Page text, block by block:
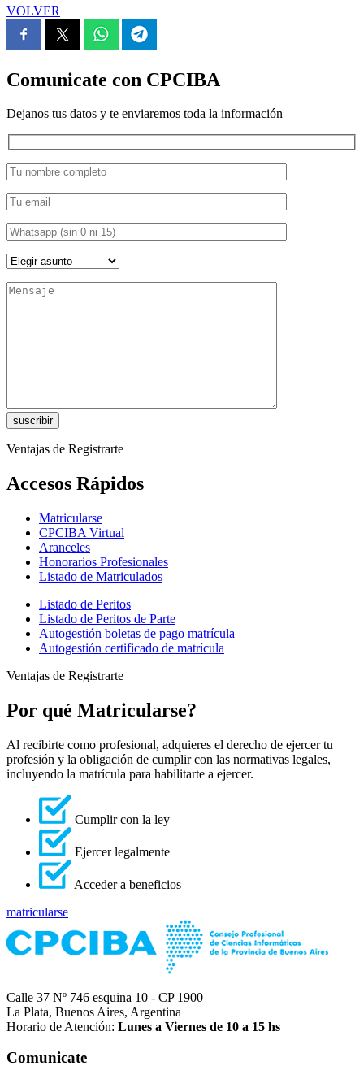
VOLVER
Comunicate con CPCIBA
Dejanos tus datos y te enviaremos toda la información
Ventajas de Registrarte
Accesos Rápidos
Matricularse
CPCIBA Virtual
Aranceles
Honorarios Profesionales
Listado de Matriculados
Listado de Peritos
Listado de Peritos de Parte
Autogestión boletas de pago matrícula
Autogestión certificado de matrícula
Ventajas de Registrarte
Por qué Matricularse?
Al recibirte como profesional, adquieres el derecho de ejercer tu
profesión y la obligación de cumplir con las normativas legales,
incluyendo la matrícula para habilitarte a ejercer.
Cumplir con la ley
Ejercer legalmente
Acceder a beneficios
matricularse
Calle 37 Nº 746 esquina 10 - CP 1900
La Plata, Buenos Aires, Argentina
Horario de Atención: Lunes a Viernes de 10 a 15 hs
Comunicate